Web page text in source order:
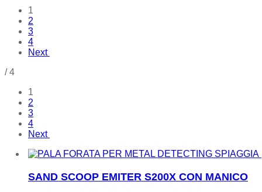
1
2
3
4
Next
/ 4
1
2
3
4
Next
SAND SCOOP EMITER S200X CON MANICO